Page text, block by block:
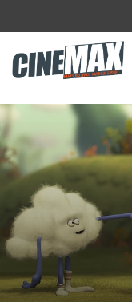
Saltar para o